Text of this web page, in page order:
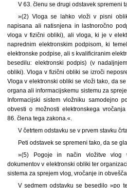
V 63. členu se drugi odstavek spremeni
»(2) Vloga se lahko vloži v pisni
napisana ali natisnjena in lastnoročno
vloga v fizični obliki), ali vloga, ki je v
naprednim elektronskim podpisom, ki
elektronske podpise, ali s kvalificiranim
besedilu: elektronski podpis) (v
obliki). Vloga v fizični obliki se izroči
Vloga v elektronski obliki se vloži tako, da
organa ali informacijskemu sistemu za
Informacijski sistem vložniku samodejno
obvesti o možnosti elektronskega
86. člena tega zakona.«.
V četrtem odstavku se v prvem stavku
Peti odstavek se spremeni tako, da se
»(5) Pogoje in način vložitve vlog
dokumentov v elektronski obliki ter
sistema za sprejem vlog, vročanje in
V sedmem odstavku se besedilo »po